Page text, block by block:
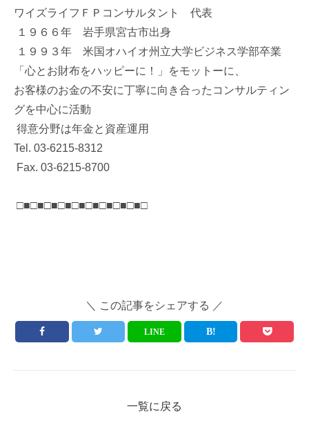
ワイズライフＦＰコンサルタント 代表
１９６６年 岩手県宮古市出身
１９９３年 米国オハイオ州立大学ビジネス学部卒業
「心とお財布をハッピーに！」をモットーに、
お客様のお金の不安に丁寧に向き合ったコンサルティン
グを中心に活動
得意分野は年金と資産運用
Tel. 03-6215-8312
Fax. 03-6215-8700
□■□■□■□■□■□■□■□■□■□
＼ この記事をシェアする ／
LINE
一覧に戻る